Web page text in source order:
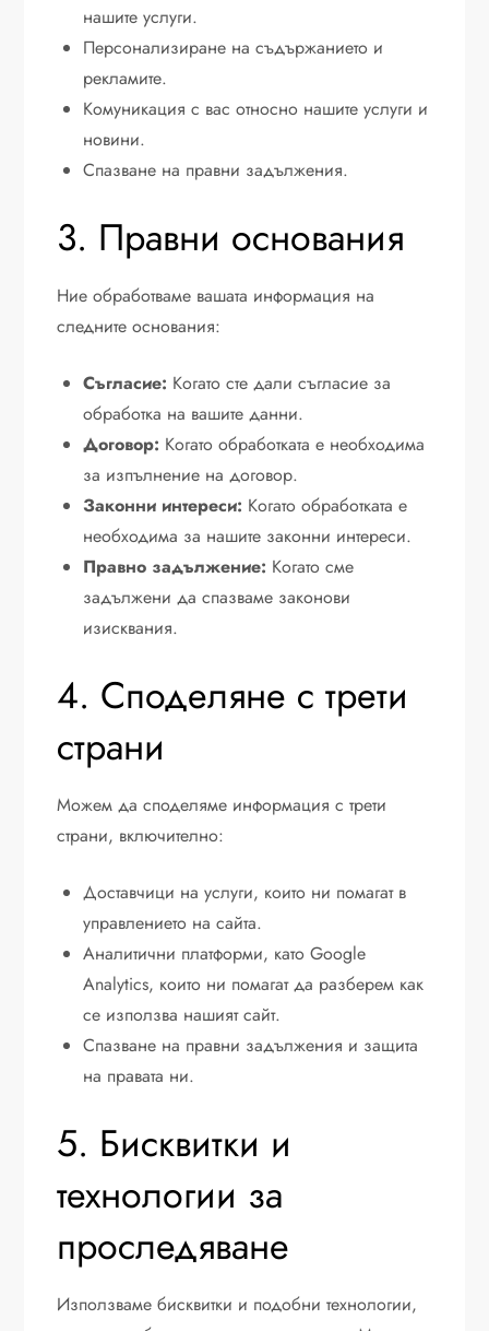
нашите услуги.
Персонализиране на съдържанието и
рекламите.
Комуникация с вас относно нашите услуги и
новини.
Спазване на правни задължения.
3. Правни основания
Ние обработваме вашата информация на
следните основания:
Съгласие: Когато сте дали съгласие за
обработка на вашите данни.
Договор: Когато обработката е необходима
за изпълнение на договор.
Законни интереси: Когато обработката е
необходима за нашите законни интереси.
Правно задължение: Когато сме
задължени да спазваме законови
изисквания.
4. Споделяне с трети
страни
Можем да споделяме информация с трети
страни, включително:
Доставчици на услуги, които ни помагат в
управлението на сайта.
Аналитични платформи, като Google
Analytics, които ни помагат да разберем как
се използва нашият сайт.
Спазване на правни задължения и защита
на правата ни.
5. Бисквитки и
технологии за
проследяване
Използваме бисквитки и подобни технологии,